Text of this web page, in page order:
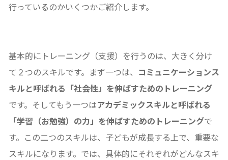
行っているのかいくつかご紹介します。
基本的にトレーニング（支援）を行うのは、大きく分け
て２つのスキルです。まず一つは、 コミュニケーションス
キルと呼ばれる「社会性」を伸ばすためのトレーニング
です。そしてもう一つはアカデミックスキルと呼ばれる
「学習（お勉強）の力」を伸ばすためのトレーニングで
す。この二つのスキルは、子どもが成長する上で、重要な
スキルになります。では、具体的にそれぞれがどんなスキ